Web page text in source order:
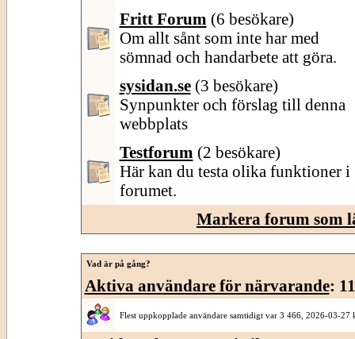
Fritt Forum (6 besökare)
Om allt sånt som inte har med
sömnad och handarbete att göra.
sysidan.se (3 besökare)
Synpunkter och förslag till denna
webbplats
Testforum (2 besökare)
Här kan du testa olika funktioner i
forumet.
Markera forum som
Vad är på gång?
Aktiva användare för närvarande:
Flest uppkopplade användare samtidigt var 3 466, 2026-03-27